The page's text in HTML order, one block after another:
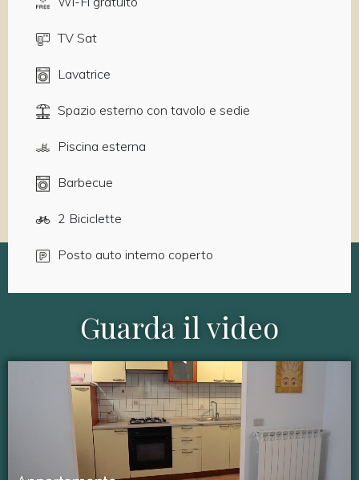
TV Sat
Lavatrice
Spazio esterno con tavolo e sedie
Piscina esterna
Barbecue
2 Biciclette
Posto auto interno coperto
Guarda il video